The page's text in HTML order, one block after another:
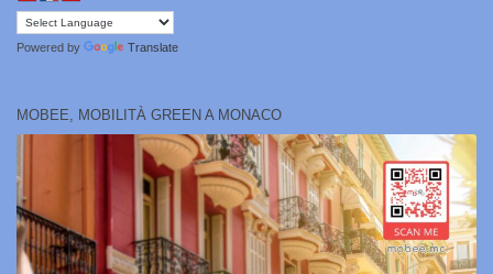
Powered by Translate
MOBEE, MOBILITÀ GREEN A MONACO